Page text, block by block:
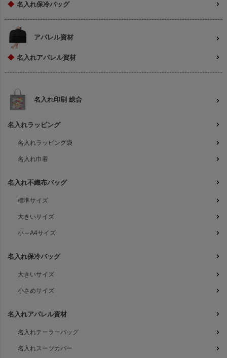
◆ 名入れ保冷バッグ
アパレル資材
◆ 名入れアパレル資材
名入れ印刷 総合
名入れラッピング
名入れラッピング袋
名入れ巾着
名入れ不織布バッグ
標準サイズ
大きいサイズ
小～A4サイズ
名入れ保冷バッグ
大きいサイズ
小さめサイズ
名入れアパレル資材
名入れテーラーバッグ
名入れスーツカバー